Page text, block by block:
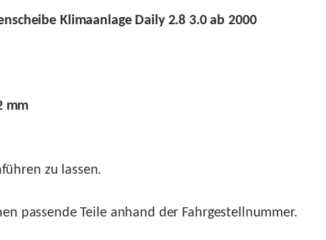
Klimaanlage Daily 2.8 3.0 ab 2000
mm
zu lassen.
passende Teile anhand der Fahrgestellnummer.